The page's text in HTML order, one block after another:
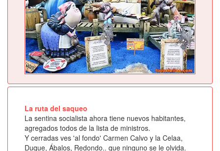
La ruta del saqueo
La sentina socialista ahora tiene nuevos habitantes,
agregados todos de la lista de ministros.
Y cerradas ves 'al fondo' Carmen Calvo y la Celaa,
Duque, Ábalos, Redondo.. que ninguno se le olvida.